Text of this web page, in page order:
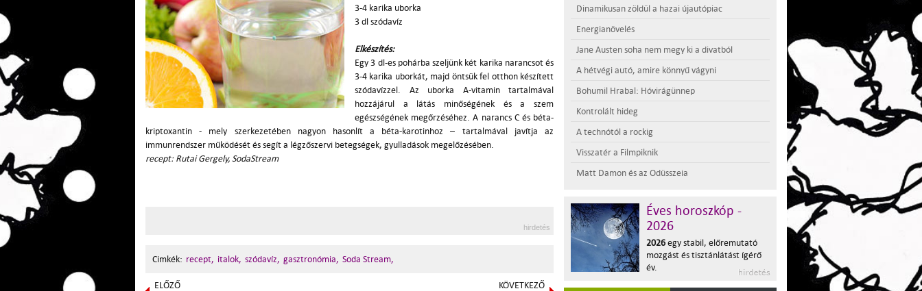
3-4 karika uborka
3 dl szódavíz
Elkészítés:
Egy 3 dl-es pohárba szeljünk két karika narancsot és
3-4 karika uborkát, majd öntsük fel otthon készített
szódavízzel. Az uborka A-vitamin tartalmával
hozzájárul a látás minőségének és a szem
egészségének megőrzéséhez. A narancs C és béta-
kriptoxantin - mely szerkezetében nagyon hasonlít a béta-karotinhoz – tartalmával javítja az
immunrendszer működését és segít a légzőszervi betegségek, gyulladások megelőzésében.
recept: Rutai Gergely, SodaStream
hirdetés
Cimkék: recept, italok, szódavíz, gasztronómia, Soda Stream,
ELŐZŐ KÖVETKEZŐ
Dinamikusan zöldül a hazai újautópiac
Energianövelés
Jane Austen soha nem megy ki a divatból
A hétvégi autó, amire könnyű vágyni
Bohumil Hrabal: Hóvirágünnep
Kontrolált hideg
A technótól a rockig
Visszatér a Filmpiknik
Matt Damon és az Odüsszeia
Éves horoszkóp -
2026
2026 egy stabil, előremutató
mozgást és tisztánlátást ígérő
év.